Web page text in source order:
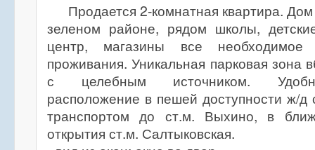
Продается 2-комнатная квартира.
зеленом районе, рядом школы,
центр, магазины все необходимое
проживания. Уникальная парковая зона
с целебным источником.
расположение в пешей доступности ж/д
транспортом до ст.м. Выхино, в
открытия ст.м. Салтыковская.